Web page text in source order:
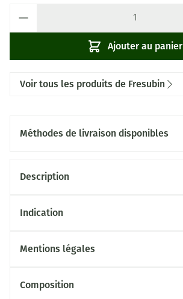
Ajouter au panier
Voir tous les produits de Fresubin
Méthodes de livraison disponibles
Description
Indication
Mentions légales
Composition